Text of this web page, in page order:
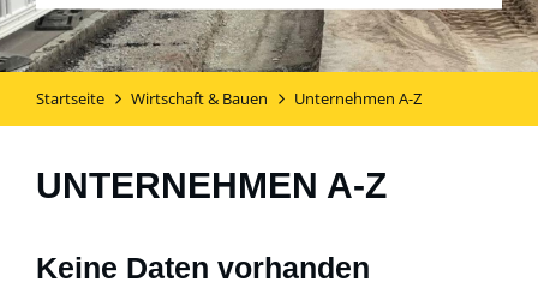
Startseite Wirtschaft & Bauen Unternehmen A-Z
UNTERNEHMEN A-Z
Keine Daten vorhanden